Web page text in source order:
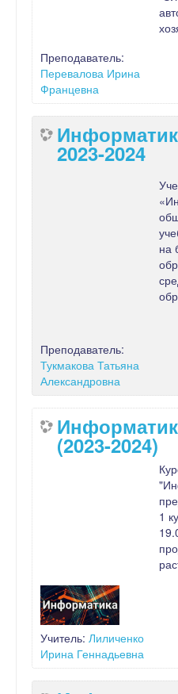
Преподаватель:
Перевалова Ирина
Францевна
2023-2024
на
Преподаватель:
Тукмакова Татьяна
Александровна
(2023-2024)
1
Учитель: Лиличенко
Ирина Геннадьевна